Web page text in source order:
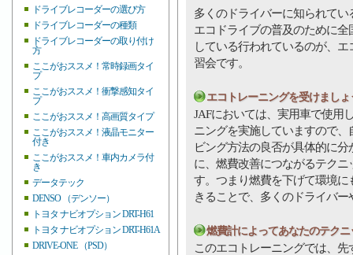
ドライブレコーダーの選び方
ドライブレコーダーの種類
ドライブレコーダーの取り付け
方
ここがおススメ！常時録画タイ
プ
ここがおススメ！衝撃感知タイ
プ
ここがおススメ！高画質タイプ
ここがおススメ！液晶モニター
付き
ここがおススメ！車内カメラ付
き
データテック
DENSO （デンソー）
トヨタ ナビオプション DRT-H61
トヨタ ナビオプション DRT-H61A
DRIVE-ONE （PSD）
多くのドライバーに知られてい
エコドライブの普及のために全
している行われているのが、エ
習会です。
エコトレーニングを受けましょ
JAFにおいては、実用車で使用
ニングを実施していますので、
ビング方法の良否が具体的に分
に、燃費改善につながるテク
す。つまり燃費を下げて環境
きることで、多くのドライバ
燃費計によってあなたのテク
このエコトレーニングでは、